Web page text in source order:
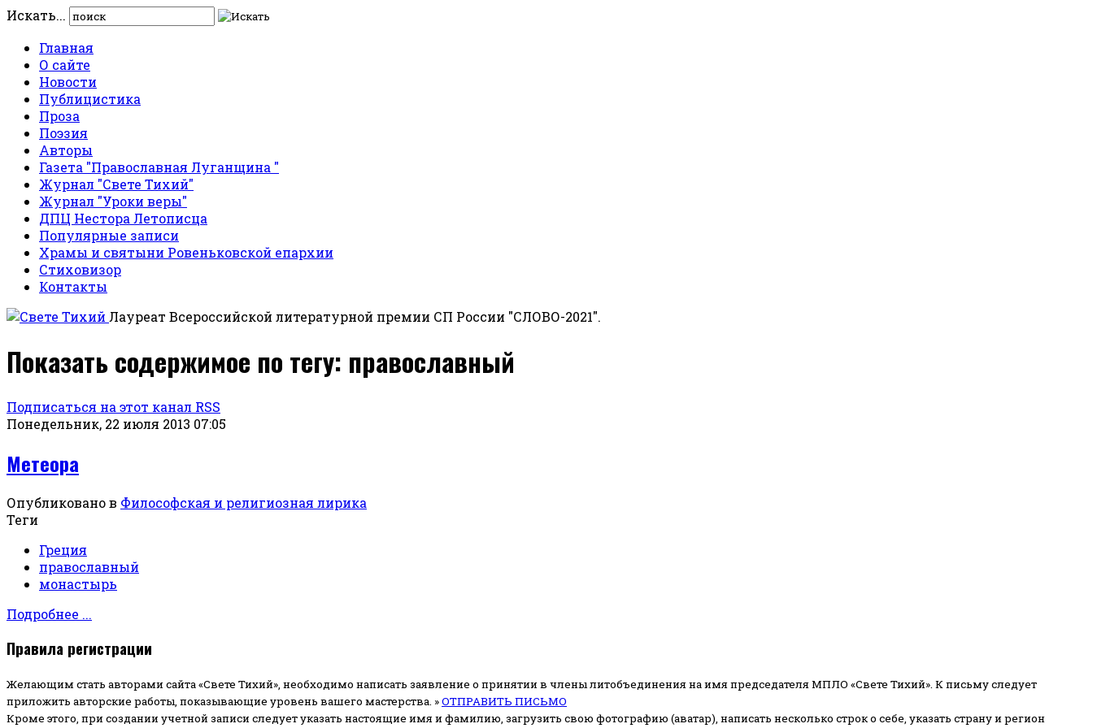
Искать...
Главная
О сайте
Новости
Публицистика
Проза
Поэзия
Авторы
Газета "Православная Луганщина "
Журнал "Свете Тихий"
Журнал "Уроки веры"
ДПЦ Нестора Летописца
Популярные записи
Храмы и святыни Ровеньковской епархии
Стиховизор
Контакты
Лауреат Всероссийской литературной премии СП России "СЛОВО-2021".
Показать содержимое по тегу: православный
Подписаться на этот канал RSS
Понедельник, 22 июля 2013 07:05
Метеора
Опубликовано в Философская и религиозная лирика
Теги
Греция
православный
монастырь
Подробнее ...
Правила регистрации
Желающим стать авторами сайта «Свете Тихий», необходимо написать заявление о принятии в члены литобъединения на имя председателя МПЛО «Свете Тихий». К письму следует
приложить авторские работы, показывающие уровень вашего мастерства. »ОТПРАВИТЬ ПИСЬМО
Кроме этого, при создании учетной записи следует указать настоящие имя и фамилию, загрузить свою фотографию (аватар), написать несколько строк о себе, указать страну и регион